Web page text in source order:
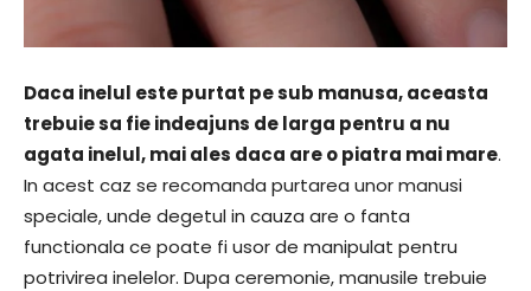
Daca inelul este purtat pe sub manusa, aceasta
trebuie sa fie indeajuns de larga pentru a nu
agata inelul, mai ales daca are o piatra mai mare.
In acest caz se recomanda purtarea unor manusi
speciale, unde degetul in cauza are o fanta
functionala ce poate fi usor de manipulat pentru
potrivirea inelelor. Dupa ceremonie, manusile trebuie